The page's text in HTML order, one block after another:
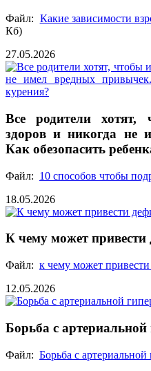
Файл: Какие зависимости
Кб)
27.05.2026
Все родители
здоров и никогда не
Как обезопасить
Файл: 10 способов чтобы
18.05.2026
К чему может привести
Файл: к чему может
12.05.2026
Борьба с артериальной
Файл: Борьба с